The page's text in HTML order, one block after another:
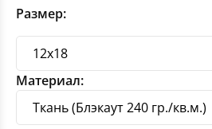
Размер:
Материал: